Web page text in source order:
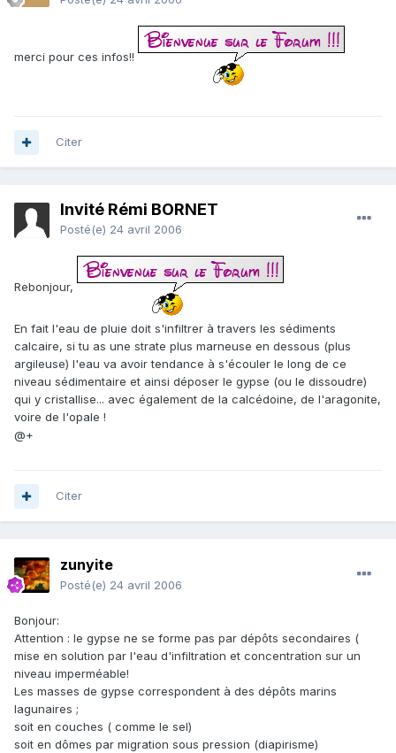
merci pour ces infos!!
Citer
Invité Rémi BORNET
Posté(e) 24 avril 2006
Rebonjour,
En fait l'eau de pluie doit s'infiltrer à travers les sédiments
calcaire, si tu as une strate plus marneuse en dessous (plus
argileuse) l'eau va avoir tendance à s'écouler le long de ce
niveau sédimentaire et ainsi déposer le gypse (ou le dissoudre)
qui y cristallise... avec également de la calcédoine, de l'aragonite,
voire de l'opale !
@+
Citer
zunyite
Posté(e) 24 avril 2006
Bonjour:
Attention : le gypse ne se forme pas par dépôts secondaires (
mise en solution par l'eau d'infiltration et concentration sur un
niveau imperméable!
Les masses de gypse correspondent à des dépôts marins
lagunaires ;
soit en couches ( comme le sel)
soit en dômes par migration sous pression (diapirisme)